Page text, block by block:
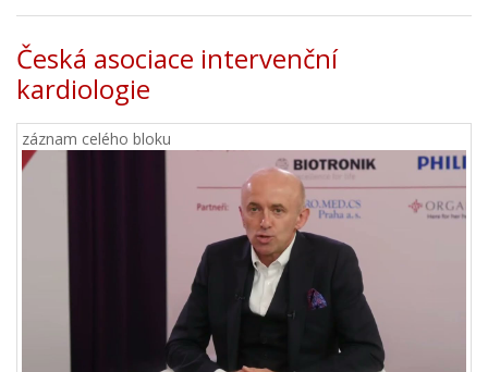
Česká asociace intervenční
kardiologie
záznam celého bloku